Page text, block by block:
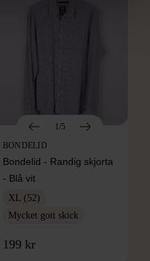
1/5
BONDELID
Bondelid - Randig skjorta
- Blå vit
XL (52)
Mycket gott skick
199 kr